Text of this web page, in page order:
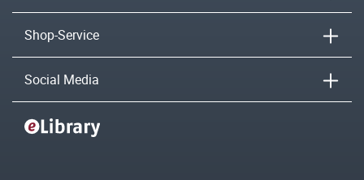
Shop-Service
Social Media